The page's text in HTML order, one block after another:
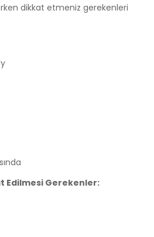
dikkat etmeniz gerekenleri
Edilmesi Gerekenler: